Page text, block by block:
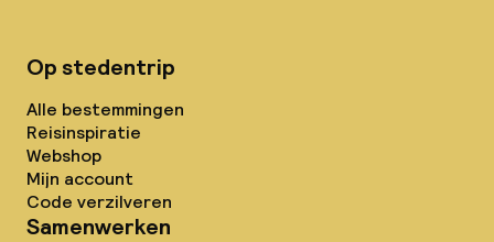
Op stedentrip
Alle bestemmingen
Reisinspiratie
Webshop
Mijn account
Code verzilveren
Samenwerken